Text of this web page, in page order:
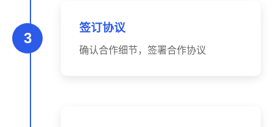
3
签订协议
确认合作细节，签署合作协议